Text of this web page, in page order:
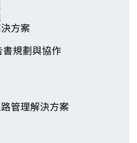
方案
書規劃與協作
管理解決方案